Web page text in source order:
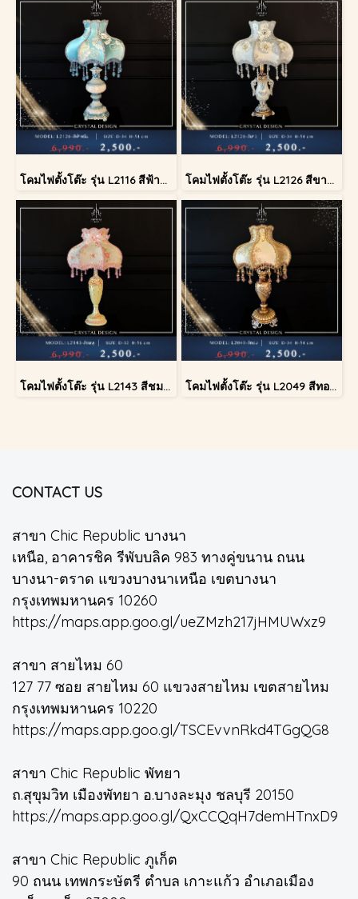
โคมไฟตั้งโต๊ะ รุ่น L2116 สีฟ้าครีม (ตั้งโต๊ะ) โคมไฟตั้งโต๊ะ รุ่น L2126 สีขาว (ตั้งโต๊ะ)
โคมไฟตั้งโต๊ะ รุ่น L2143 สีชมพู (ตั้งโต๊ะ) โคมไฟตั้งโต๊ะ รุ่น L2049 สีทอง (ตั้งโต๊ะ)
CONTACT US
สาขา Chic Republic บางนา
เหนือ, อาคารชิค รีพับบลิค 983 ทางคู่ขนาน ถนน
บางนา-ตราด แขวงบางนาเหนือ เขตบางนา
กรุงเทพมหานคร 10260
https://maps.app.goo.gl/ueZMzh217jHMUWxz9
สาขา สายไหม 60
127 77 ซอย สายไหม 60 แขวงสายไหม เขตสายไหม
กรุงเทพมหานคร 10220
https://maps.app.goo.gl/TSCEvvnRkd4TGgQG8
สาขา Chic Republic พัทยา
ถ.สุขุมวิท เมืองพัทยา อ.บางละมุง ชลบุรี 20150
https://maps.app.goo.gl/QxCCQqH7demHTnxD9
สาขา Chic Republic ภูเก็ต
90 ถนน เทพกระษัตรี ตำบล เกาะแก้ว อำเภอเมือง